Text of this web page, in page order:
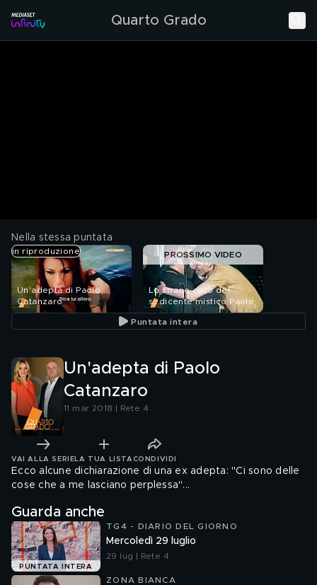
Quarto Grado
Nella stessa puntata
in riproduzione
Un'adepta di Paolo
Catanzaro
Lo strano caso del
sedicente mistico Paolo
PROSSIMO VIDEO
Puntata intera
Un'adepta di Paolo
Catanzaro
11 mar 2018 | Rete 4
VAI ALLA SERIE LA TUA LISTA CONDIVIDI
Ecco alcune dichiarazione di una ex adepta: "Ci sono delle
cose che a me lasciano perplessa"...
Guarda anche
PUNTATA INTERA
TG4 - DIARIO DEL GIORNO
Mercoledì 29 luglio
29 lug | Rete 4
ZONA BIANCA